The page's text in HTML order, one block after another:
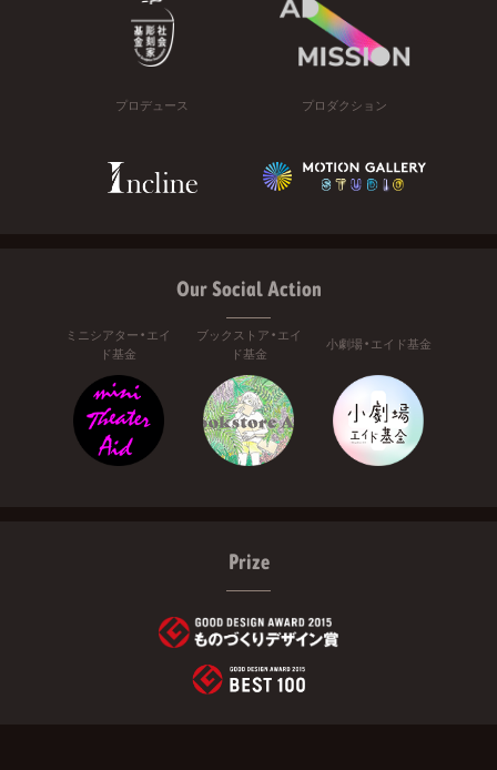
プロデュース プロダクション
Our Social Action
ミニシアター・エイ
ド基金
ブックストア・エイ
ド基金
小劇場・エイド基金
Prize